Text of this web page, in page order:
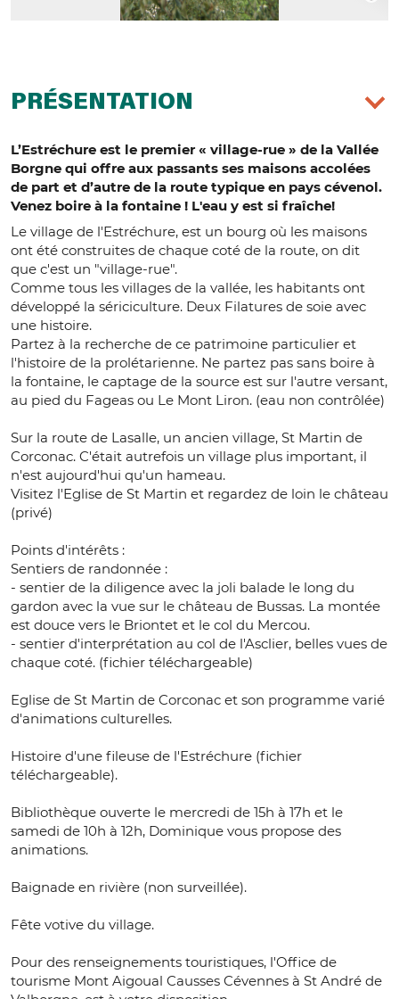
PRÉSENTATION
L’Estréchure est le premier « village-rue » de la Vallée
Borgne qui offre aux passants ses maisons accolées
de part et d’autre de la route typique en pays cévenol.
Venez boire à la fontaine ! L'eau y est si fraîche!
Le village de l'Estréchure, est un bourg où les maisons
ont été construites de chaque coté de la route, on dit
que c'est un "village-rue".
Comme tous les villages de la vallée, les habitants ont
développé la sériciculture. Deux Filatures de soie avec
une histoire.
Partez à la recherche de ce patrimoine particulier et
l'histoire de la prolétarienne. Ne partez pas sans boire à
la fontaine, le captage de la source est sur l'autre versant,
au pied du Fageas ou Le Mont Liron. (eau non contrôlée)
Sur la route de Lasalle, un ancien village, St Martin de
Corconac. C'était autrefois un village plus important, il
n'est aujourd'hui qu'un hameau.
Visitez l'Eglise de St Martin et regardez de loin le château
(privé)
Points d'intérêts :
Sentiers de randonnée :
- sentier de la diligence avec la joli balade le long du
gardon avec la vue sur le château de Bussas. La montée
est douce vers le Briontet et le col du Mercou.
- sentier d'interprétation au col de l'Asclier, belles vues de
chaque coté. (fichier téléchargeable)
Eglise de St Martin de Corconac et son programme varié
d'animations culturelles.
Histoire d'une fileuse de l'Estréchure (fichier
téléchargeable).
Bibliothèque ouverte le mercredi de 15h à 17h et le
samedi de 10h à 12h, Dominique vous propose des
animations.
Baignade en rivière (non surveillée).
Fête votive du village.
Pour des renseignements touristiques, l'Office de
tourisme Mont Aigoual Causses Cévennes à St André de